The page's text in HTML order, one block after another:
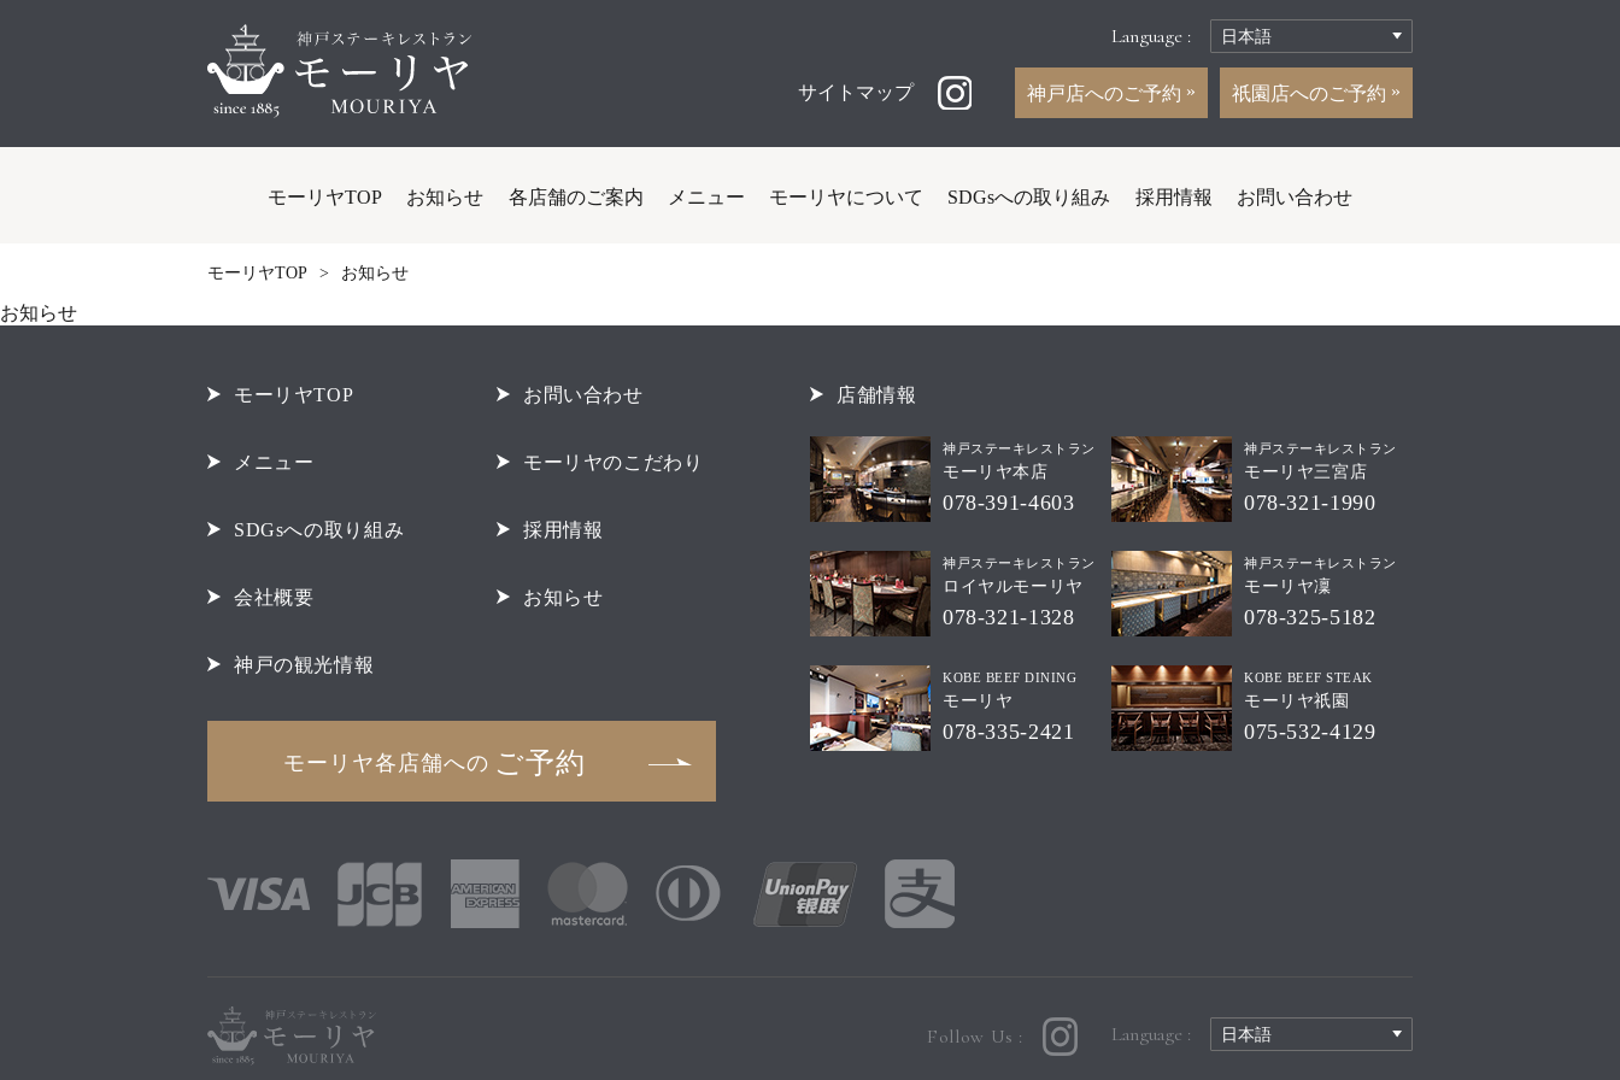
Language :
サイトマップ 神戸店へのご予約 祇園店へのご予約
モーリヤTOP お知らせ 各店舗のご案内 メニュー モーリヤについて SDGsへの取り組み 採用情報 お問い合わせ
モーリヤTOP お知らせ
お知らせ
店舗情報
神戸ステーキレストラン
モーリヤ本店
078-391-4603
神戸ステーキレストラン
モーリヤ三宮店
078-321-1990
神戸ステーキレストラン
ロイヤルモーリヤ
078-321-1328
神戸ステーキレストラン
モーリヤ凜
078-325-5182
KOBE BEEF DINING
モーリヤ
078-335-2421
KOBE BEEF STEAK
モーリヤ祇園
075-532-4129
モーリヤ各店舗への ご予約
モーリヤTOP お問い合わせ
メニュー モーリヤのこだわり
SDGsへの取り組み 採用情報
会社概要 お知らせ
神戸の観光情報
Follow Us : Language :